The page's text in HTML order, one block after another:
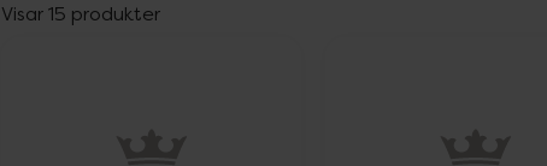
Visar 15 produkter